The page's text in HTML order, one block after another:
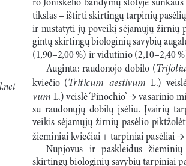
tikslas – ištirti skirtingų tarpinių
ir nustatyti jų poveikį sėjamųjų žirnių
gintų skirtingų biologinių savybių
(1,90–2,00 %) ir vidutinio (2,10–2,40
Auginta:  raudonojo  dobilo  (
kviečio  (Triticum  aestivum
L.)
vum L.)  veislė ‘Pinochio’ → vasarinio
su  raudonųjų  dobilų  įsėliu.  Įvairių
veikis  sėjamųjų  žirnių  pasėlio
žieminiai kviečiai + tarpiniai pasėliai
Nupjovus   ir   paskleidus
skirtingų biologinių savybių tarpiniai